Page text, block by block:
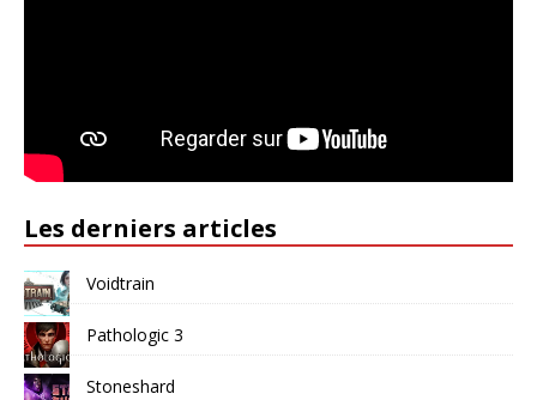
Les derniers articles
Voidtrain
Pathologic 3
Stoneshard